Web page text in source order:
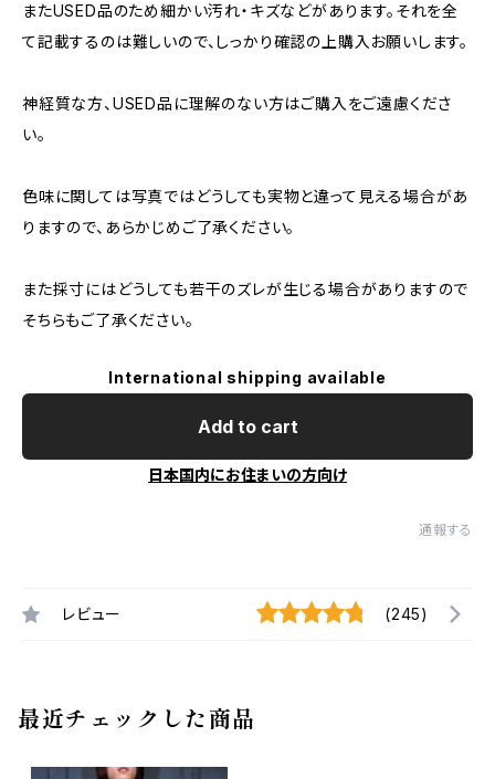
またUSED品のため細かい汚れ・キズなどがあります。それを全
て記載するのは難しいので、しっかり確認の上購入お願いします。
神経質な方、USED品に理解のない方はご購入をご遠慮くださ
い。
色味に関しては写真ではどうしても実物と違って見える場合があ
りますので、あらかじめご了承ください。
また採寸にはどうしても若干のズレが生じる場合がありますので
そちらもご了承ください。
International shipping available
Add to cart
日本国内にお住まいの方向け
通報する
レビュー (245)
最近チェックした商品